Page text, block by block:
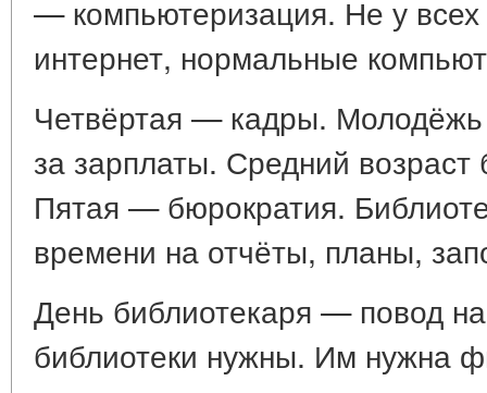
— компьютеризация. Не у всех
интернет, нормальные
Четвёртая — кадры. Молодёжь
за зарплаты. Средний
Пятая — бюрократия.
времени на отчёты, планы,
День библиотекаря — повод
библиотеки нужны. Им нужна